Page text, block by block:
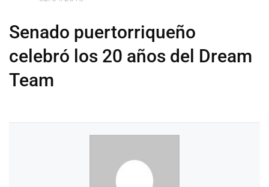
Senado puertorriqueño
celebró los 20 años del Dream
Team